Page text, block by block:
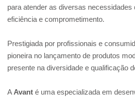
para atender as diversas
eficiência e comprometimento.
Prestigiada por profissionais e
pioneira no lançamento de produtos
presente na diversidade e qualificação
A Avant é uma especializada em